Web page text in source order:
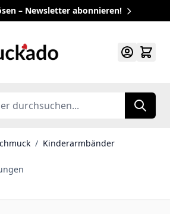
– Newsletter abonnieren!
/ Kinderarmbänder